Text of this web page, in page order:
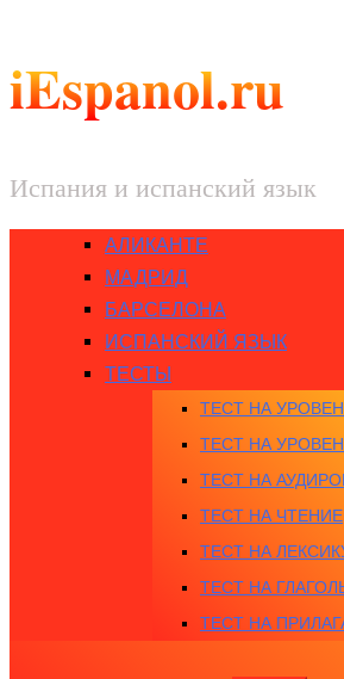
iEspanol.ru
Испания и испанский язык
АЛИКАНТЕ
МАДРИД
БАРСЕЛОНА
ИСПАНСКИЙ ЯЗЫК
ТЕСТЫ
ТЕСТ НА
ТЕСТ НА
ТЕСТ НА
ТЕСТ НА ЧТЕНИЕ
ТЕСТ НА
ТЕСТ НА
ТЕСТ НА